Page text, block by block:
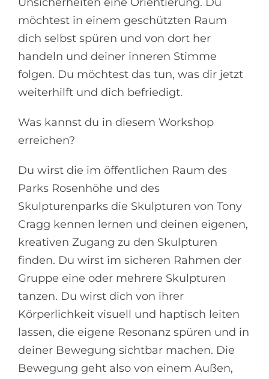
möchtest in einem geschützten Raum
dich selbst spüren und von dort her
handeln und deiner inneren Stimme
folgen. Du möchtest das tun, was dir jetzt
weiterhilft und dich befriedigt.
Was kannst du in diesem Workshop
erreichen?
Du wirst die im öffentlichen Raum des
Parks Rosenhöhe und des
Skulpturenparks die Skulpturen von Tony
Cragg kennen lernen und deinen eigenen,
kreativen Zugang zu den Skulpturen
finden. Du wirst im sicheren Rahmen der
Gruppe eine oder mehrere Skulpturen
tanzen. Du wirst dich von ihrer
Körperlichkeit visuell und haptisch leiten
lassen, die eigene Resonanz spüren und in
deiner Bewegung sichtbar machen. Die
Bewegung geht also von einem Außen,